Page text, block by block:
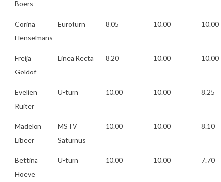
Boers
Corina
Henselmans
Euroturn 8.05 10.00 10.00
Freija
Geldof
Linea Recta 8.20 10.00 10.00
Evelien
Ruiter
U-turn 10.00 10.00 8.25
Madelon
Libeer
MSTV
Saturnus
10.00 10.00 8.10
Bettina
Hoeve
U-turn 10.00 10.00 7.70